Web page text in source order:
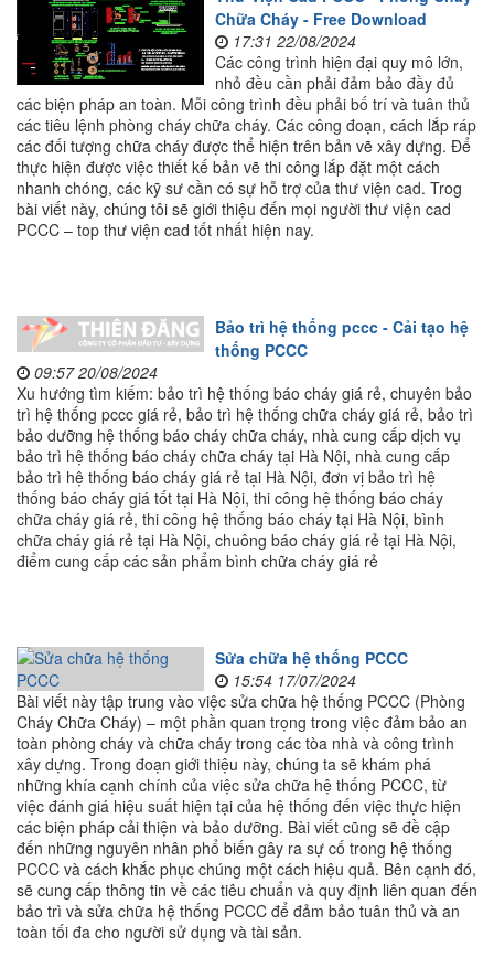
Chữa Cháy - Free Download
17:31 22/08/2024
Các công trình hiện đại quy mô lớn,
nhỏ đều cần phải đảm bảo đầy đủ
các biện pháp an toàn. Mỗi công trình đều phải bố trí và tuân thủ
các tiêu lệnh phòng cháy chữa cháy. Các công đoạn, cách lắp ráp
các đối tượng chữa cháy được thể hiện trên bản vẽ xây dựng. Để
thực hiện được việc thiết kế bản vẽ thi công lắp đặt một cách
nhanh chóng, các kỹ sư cần có sự hỗ trợ của thư viện cad. Trog
bài viết này, chúng tôi sẽ giới thiệu đến mọi người thư viện cad
PCCC – top thư viện cad tốt nhất hiện nay.
Bảo trì hệ thống pccc - Cải tạo hệ
thống PCCC
09:57 20/08/2024
Xu hướng tìm kiếm: bảo trì hệ thống báo cháy giá rẻ, chuyên bảo
trì hệ thống pccc giá rẻ, bảo trì hệ thống chữa cháy giá rẻ, bảo trì
bảo dưỡng hệ thống báo cháy chữa cháy, nhà cung cấp dịch vụ
bảo trì hệ thống báo cháy chữa cháy tại Hà Nội, nhà cung cấp
bảo trì hệ thống báo cháy giá rẻ tại Hà Nội, đơn vị bảo trì hệ
thống báo cháy giá tốt tại Hà Nội, thi công hệ thống báo cháy
chữa cháy giá rẻ, thi công hệ thống báo cháy tại Hà Nội, bình
chữa cháy giá rẻ tại Hà Nội, chuông báo cháy giá rẻ tại Hà Nội,
điểm cung cấp các sản phẩm bình chữa cháy giá rẻ
Sửa chữa hệ thống PCCC
15:54 17/07/2024
Bài viết này tập trung vào việc sửa chữa hệ thống PCCC (Phòng
Cháy Chữa Cháy) – một phần quan trọng trong việc đảm bảo an
toàn phòng cháy và chữa cháy trong các tòa nhà và công trình
xây dựng. Trong đoạn giới thiệu này, chúng ta sẽ khám phá
những khía cạnh chính của việc sửa chữa hệ thống PCCC, từ
việc đánh giá hiệu suất hiện tại của hệ thống đến việc thực hiện
các biện pháp cải thiện và bảo dưỡng. Bài viết cũng sẽ đề cập
đến những nguyên nhân phổ biến gây ra sự cố trong hệ thống
PCCC và cách khắc phục chúng một cách hiệu quả. Bên cạnh đó,
sẽ cung cấp thông tin về các tiêu chuẩn và quy định liên quan đến
bảo trì và sửa chữa hệ thống PCCC để đảm bảo tuân thủ và an
toàn tối đa cho người sử dụng và tài sản.